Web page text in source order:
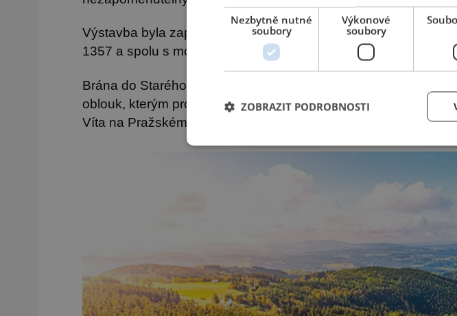
Výstavba byla započata záhy po položení základního kamene
1357 a spolu s mostem ji nechal vybudovat podle návrhu Petra
Brána do Starého Města pražského, byla koncipována zároveň
oblouk, kterým procházeli čeští králové na své korunovační
Víta na Pražském hradě.
Nezbytně nutné
soubory
Výkonové
soubory
ZOBRAZIT PODROBNOSTI